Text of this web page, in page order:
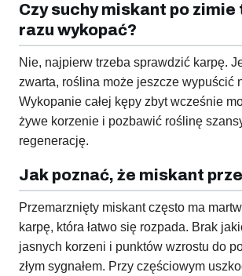
Czy suchy miskant po zimie
razu wykopać?
Nie, najpierw trzeba sprawdzić karpę.
zwarta, roślina może jeszcze wypuścić
Wykopanie całej kępy zbyt wcześnie
żywe korzenie i pozbawić roślinę
regenerację.
Jak poznać, że miskant
Przemarznięty miskant często ma
karpę, która łatwo się rozpada. Brak
jasnych korzeni i punktów wzrostu do
złym sygnałem. Przy częściowym